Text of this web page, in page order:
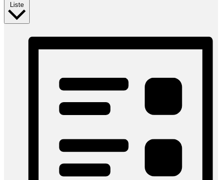
Liste